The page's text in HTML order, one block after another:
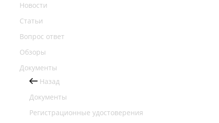
Новости
Статьи
Вопрос ответ
Обзоры
Документы
Назад
Документы
Регистрационные удостоверения